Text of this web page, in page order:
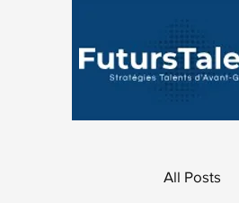
All Posts